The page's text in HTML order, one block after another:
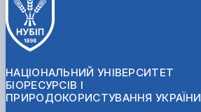
НАЦІОНАЛЬНИЙ УНІВЕРСИТЕТ
БІОРЕСУРСІВ І
ПРИРОДОКОРИСТУВАННЯ УКРАЇНИ